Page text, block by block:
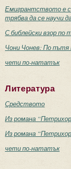
Емигрантството е
трябва да се научи
С библейски взор
Чони Чонев: По пътя
чети по-нататък
Литература
Средството
Из романа
Из романа
чети по-нататък